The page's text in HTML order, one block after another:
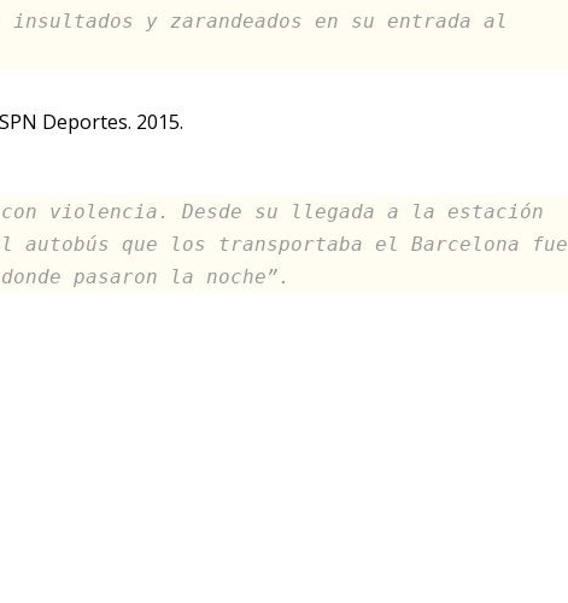
y zarandeados en su entrada al
Deportes. 2015.
violencia. Desde su llegada a la estación
que los transportaba el Barcelona fue
pasaron la noche”.